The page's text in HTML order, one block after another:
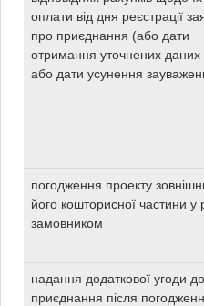
оплати від дня реєстрації
про приєднання (або дати
отримання уточнених даних
або дати усунення
погодження проекту
його кошторисної частини у
замовником
надання додаткової угоди
приєднання після